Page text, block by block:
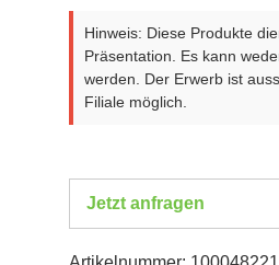
Hinweis: Diese Produkte
Präsentation. Es kann
werden. Der Erwerb ist
Filiale möglich.
Jetzt anfragen